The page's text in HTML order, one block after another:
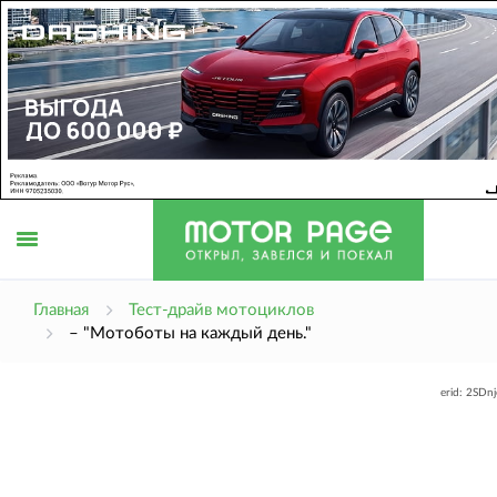
Главная
Тест-драйв мотоциклов
– "Мотоботы на каждый день."
erid: